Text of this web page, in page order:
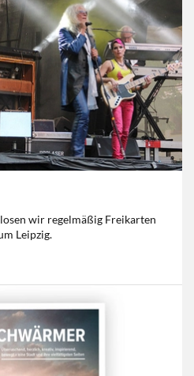
wir regelmäßig Freikarten
Leipzig.